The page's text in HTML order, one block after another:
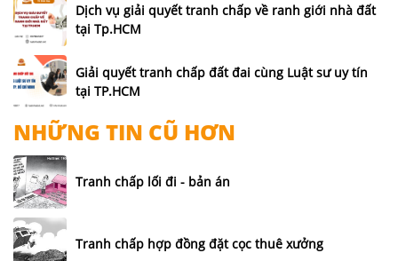
Dịch vụ giải quyết tranh chấp về ranh giới nhà đất
tại Tp.HCM
Giải quyết tranh chấp đất đai cùng Luật sư uy tín
tại TP.HCM
NHỮNG TIN CŨ HƠN
Tranh chấp lối đi - bản án
Tranh chấp hợp đồng đặt cọc thuê xưởng